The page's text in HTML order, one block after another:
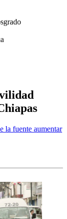
la fuente aumentar